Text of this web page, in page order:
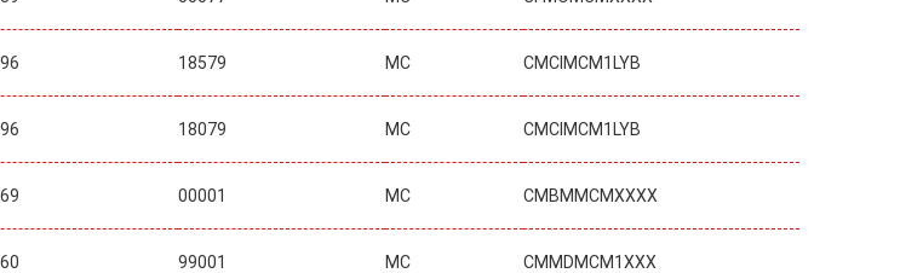
18579 MC CMCIMCM1LYB
18079 MC CMCIMCM1LYB
00001 MC CMBMMCMXXXX
99001 MC CMMDMCM1XXX